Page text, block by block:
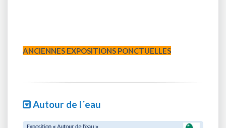
ANCIENNES EXPOSITIONS PONCTUELLES
Autour de l´eau